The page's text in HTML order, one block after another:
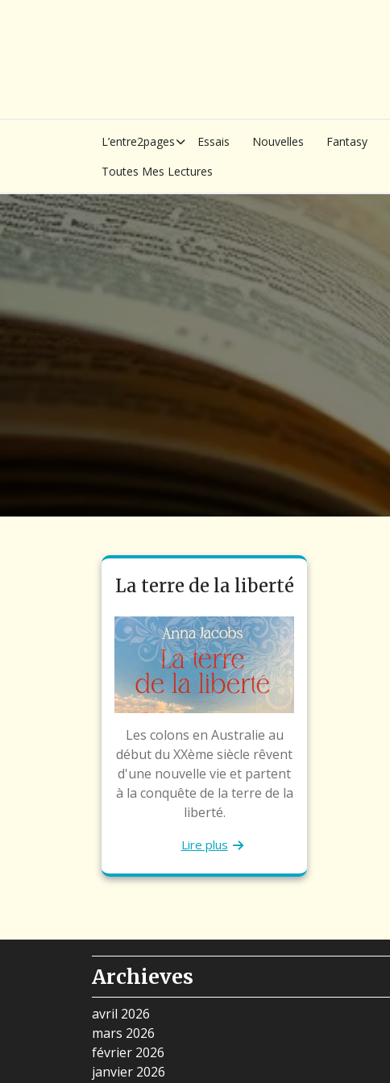
L’entre2pages Essais Nouvelles Fantasy
Toutes Mes Lectures
La terre de la liberté
Les colons en Australie au
début du XXème siècle rêvent
d'une nouvelle vie et partent
à la conquête de la terre de la
liberté.
Lire plus
Archieves
avril 2026
mars 2026
février 2026
janvier 2026